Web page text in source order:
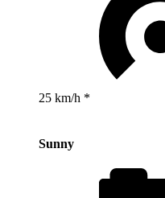
25 km/h *
Sunny